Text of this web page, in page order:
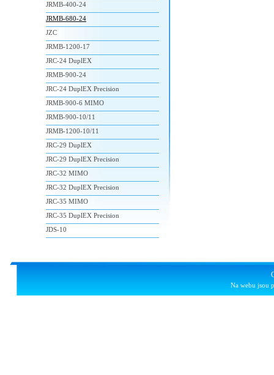
JRMB-400-24
JRMB-680-24
JZC
JRMB-1200-17
JRC-24 DuplEX
JRMB-900-24
JRC-24 DuplEX Precision
JRMB-900-6 MIMO
JRMB-900-10/11
JRMB-1200-10/11
JRC-29 DuplEX
JRC-29 DuplEX Precision
JRC-32 MIMO
JRC-32 DuplEX Precision
JRC-35 MIMO
JRC-35 DuplEX Precision
JDS-10
Na webu jsou